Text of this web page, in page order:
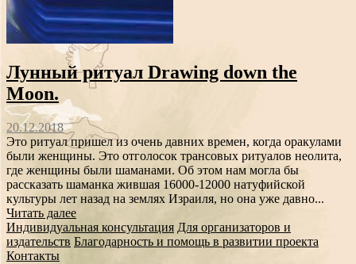
Лунный ритуал Drawing down the
Moon.
20.12.2018
Это ритуал пришел из очень давних времен, когда оракулами
были женщины. Это отголосок трансовых ритуалов неолита,
где женщины были шаманами. Об этом нам могла бы
рассказать шаманка жившая 16000-12000 натуфийской
культуры лет назад на землях Израиля, но она уже давно...
Читать далее
Индивидуальная консультация Для организаторов и
издательств Благодарность и помощь в развитии проекта
Контакты